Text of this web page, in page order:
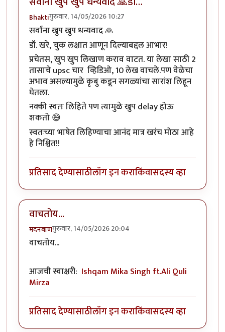
Bhaktiगुरुवार, 14/05/2026 10:27
सर्वांना खुप खुप धन्यवाद 🙏
डॉ. खरे, चुक लक्षात आणून दिल्याबद्दल आभार!
प्रचेतस, खुप खुप लिखाण कराव वाटत. या लेखा साठी 2
तासाचे upsc चार व्हिडिओ, 10 लेख वाचले.पण वेळेचा
अभाव असल्यामुळे कृबु कडून सगळ्यांचा सारांश लिहून
घेतला.
नक्की स्वतः लिहिते पण त्यामुळे खुप delay होऊ
शकतो 😅
स्वतःच्या भाषेत लिहिण्याचा आनंद मात्र खरंच मोठा आहे
हे निश्चित!!
प्रतिसाद देण्यासाठीलॉग इन कराकिंवासदस्य व्हा
वाचतोय...
मदनबाणगुरुवार, 14/05/2026 20:04
वाचतोय...
आजची स्वाक्षरी: Ishqam Mika Singh ft.Ali Quli
Mirza
प्रतिसाद देण्यासाठीलॉग इन कराकिंवासदस्य व्हा